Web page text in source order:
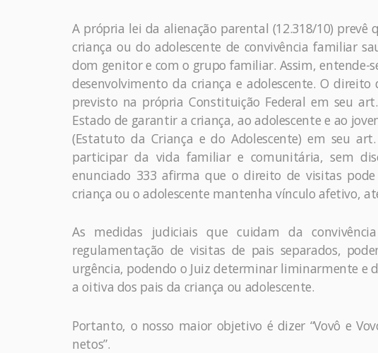
A própria lei da alienação parental (12.318/10)
criança ou do adolescente de convivência familiar
dom genitor e com o grupo familiar. Assim, entende-
desenvolvimento da criança e adolescente. O
previsto na própria Constituição Federal em seu
Estado de garantir a criança, ao adolescente e ao
(Estatuto da Criança e do Adolescente) em seu
participar da vida familiar e comunitária, sem
enunciado 333 afirma que o direito de visitas
criança ou o adolescente mantenha vínculo afetivo,
As medidas judiciais que cuidam da
regulamentação de visitas de pais separados,
urgência, podendo o Juiz determinar liminarmente e
a oitiva dos pais da criança ou adolescente.
Portanto, o nosso maior objetivo é dizer “Vovô e
netos”.